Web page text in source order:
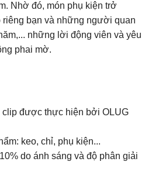
Nhờ đó, món phụ kiện trở
riêng bạn và những người quan
những lời động viên và yêu
phai mờ.
được thực hiện bởi OLUG
keo, chỉ, phụ kiện...
do ánh sáng và độ phân giải